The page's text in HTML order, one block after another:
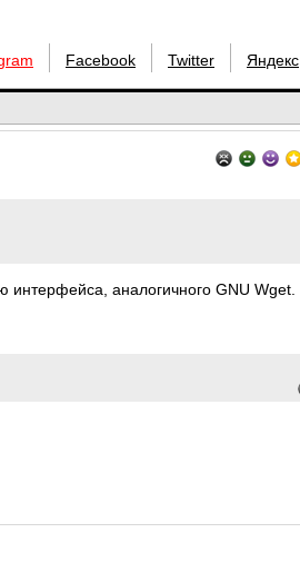
Facebook Twitter Яндекс
аналогичного GNU Wget.